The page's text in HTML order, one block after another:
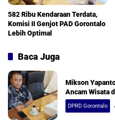
582 Ribu Kendaraan Terdata,
Komisi II Genjot PAD Gorontalo
Lebih Optimal
Baca Juga
Mikson
Ancam Wisata
DPRD Gorontalo